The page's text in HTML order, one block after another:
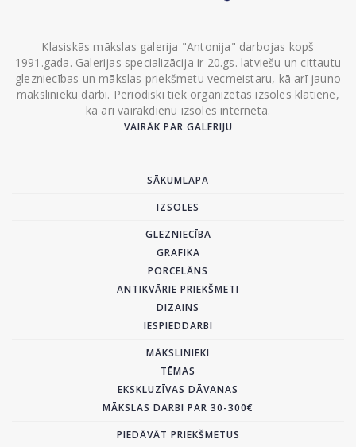
Klasiskās mākslas galerija "Antonija" darbojas kopš
1991.gada. Galerijas specializācija ir 20.gs. latviešu un cittautu
glezniecības un mākslas priekšmetu vecmeistaru, kā arī jauno
mākslinieku darbi. Periodiski tiek organizētas izsoles klātienē,
kā arī vairākdienu izsoles internetā.
VAIRĀK PAR GALERIJU
SĀKUMLAPA
IZSOLES
GLEZNIECĪBA
GRAFIKA
PORCELĀNS
ANTIKVĀRIE PRIEKŠMETI
DIZAINS
IESPIEDDARBI
MĀKSLINIEKI
TĒMAS
EKSKLUZĪVAS DĀVANAS
MĀKSLAS DARBI PAR 30-300€
PIEDĀVĀT PRIEKŠMETUS